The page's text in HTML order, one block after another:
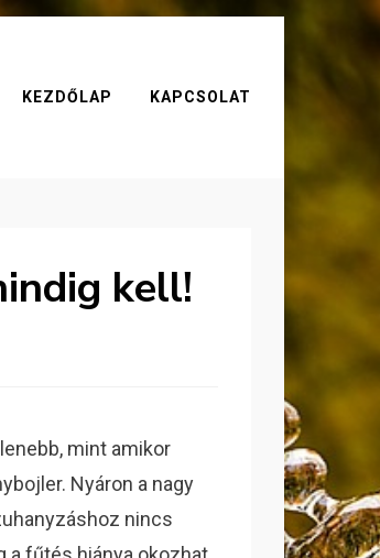
KEZDŐLAP KAPCSOLAT
kell!
mint amikor
Nyáron a nagy
nincs